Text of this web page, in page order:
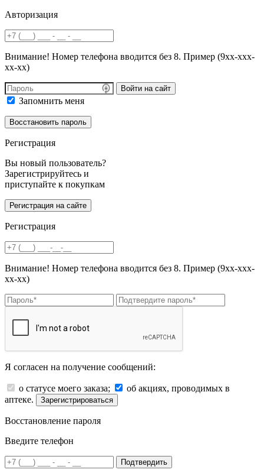
Авторизация
Внимание! Номер телефона вводится без 8. Пример (9хх-ххх-
хх-хх)
Войти на сайт
Запомнить меня
Регистрация
Вы новый пользователь?
Зарегистрируйтесь и
приступайте к покупкам
Регистрация
Внимание! Номер телефона вводится без 8. Пример (9хх-ххх-
хх-хх)
Я согласен на получение сообщений:
о статусе моего заказа;
об акциях, проводимых в
аптеке.
Зарегистрироваться
Восстановление пароля
Введите телефон
Подтвердить